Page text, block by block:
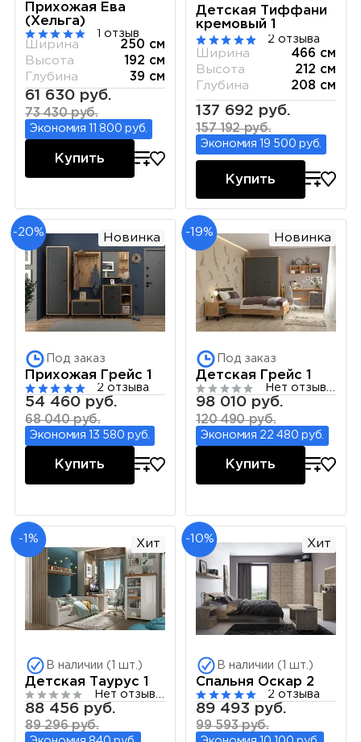
Прихожая Ева
(Хельга)
1 отзыв
Ширина
250 см
Высота
192 см
Глубина
39 см
61 630 руб.
73 430 руб.
Экономия 11 800 руб.
Купить
Детская Тиффани
кремовый 1
2 отзыва
Ширина
466 см
Высота
212 см
Глубина
208 см
137 692 руб.
157 192 руб.
Экономия 19 500 руб.
Купить
-20% Новинка
Под заказ
Прихожая Грейс 1
2 отзыва
54 460 руб.
68 040 руб.
Экономия 13 580 руб.
Купить
-19% Новинка
Под заказ
Детская Грейс 1
98 010 руб.
120 490 руб.
Экономия 22 480 руб.
Купить
-1% Хит
В наличии (1 шт.)
Детская Таурус 1
88 456 руб.
89 296 руб.
-10% Хит
В наличии (1 шт.)
Спальня Оскар 2
2 отзыва
89 493 руб.
99 593 руб.